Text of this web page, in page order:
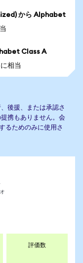
から Alphabet
Class A
相当
後援、または承認さ
携もありません。会
るためのみに使用さ
評価数